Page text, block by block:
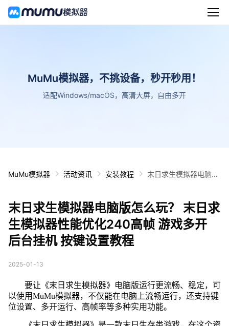
MuMu模拟器，不挑设备，秒开秒用！
适配Windows/macOS，高清大屏，自由多开
MuMu模拟器 活动资讯 安装教程
末日求生模拟器电脑版
戏多开 后台挂机 按键
设置教程
末日求生模拟器电脑版怎么玩？ 末日求
生模拟器性能优化240高帧 游戏多开
后台挂机 按键设置教程
2025-01-13
要让《末日求生模拟器》电脑版运行更流畅、稳定，可
以使用MuMu模拟器，不仅能在电脑上流畅运行，还支持键
位设置、多开运行、高帧率等多种实用功能。